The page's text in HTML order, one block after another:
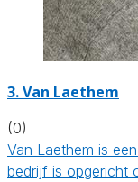
3. Van Laethem
(0)
Van Laethem is
bedrijf is opgericht